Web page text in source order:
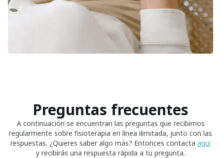
Preguntas frecuentes
A continuación se encuentran las preguntas que recibimos
regularmente sobre fisioterapia en línea ilimitada, junto con las
respuestas. ¿Quieres saber algo más? Entonces contacta aquí
y recibirás una respuesta rápida a tu pregunta.